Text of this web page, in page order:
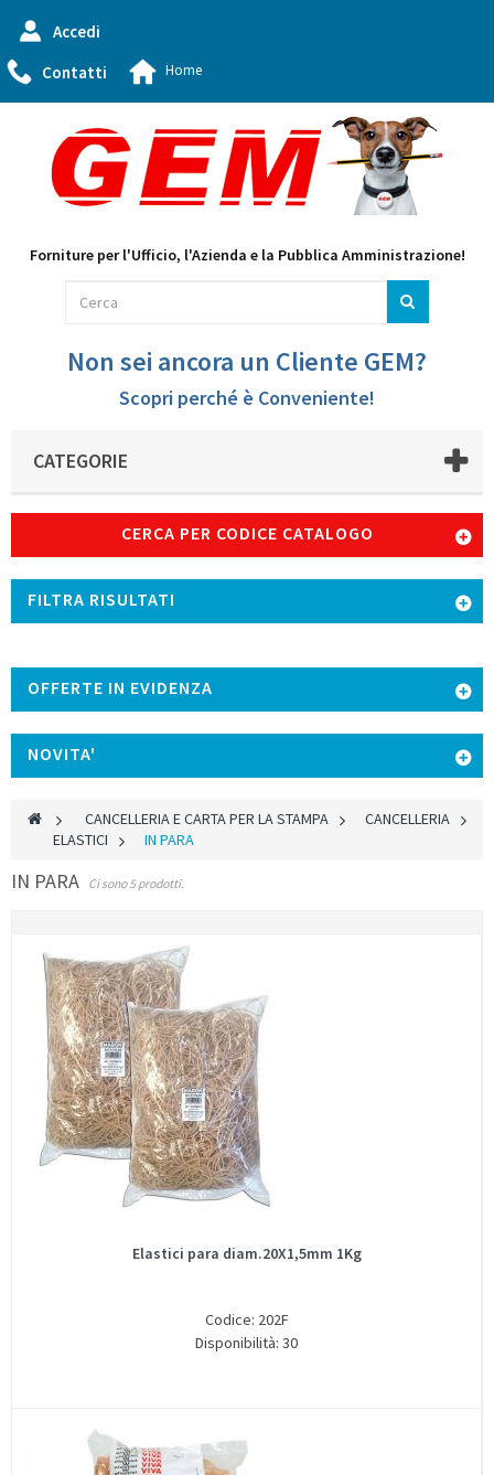
Accedi
Contatti
Home
Forniture per l'Ufficio, l'Azienda e la Pubblica Amministrazione!
Non sei ancora un Cliente GEM?
Scopri perché è Conveniente!
CATEGORIE
CERCA PER CODICE CATALOGO
FILTRA RISULTATI
OFFERTE IN EVIDENZA
NOVITA'
> CANCELLERIA E CARTA PER LA STAMPA >
CANCELLERIA
ELASTICI > IN PARA
IN PARA Ci sono 5 prodotti.
Elastici para diam.20X1,5mm 1Kg
Codice: 202F
Disponibilità: 30